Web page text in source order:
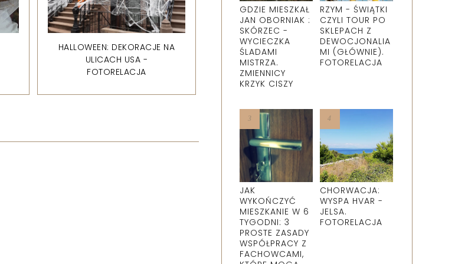
HALLOWEEN: DEKORACJE NA
ULICACH USA -
FOTORELACJA
GDZIE MIESZKAŁ
JAN OBORNIAK :
SKÓRZEC -
WYCIECZKA
ŚLADAMI
MISTRZA.
ZMIENNICY
KRZYK CISZY
RZYM - ŚWIĄTKI
CZYLI TOUR PO
SKLEPACH Z
DEWOCJONALIA
MI (GŁÓWNIE).
FOTORELACJA
JAK
WYKOŃCZYĆ
MIESZKANIE W 6
TYGODNI: 3
PROSTE ZASADY
WSPÓŁPRACY Z
FACHOWCAMI,
CHORWACJA:
WYSPA HVAR -
JELSA.
FOTORELACJA